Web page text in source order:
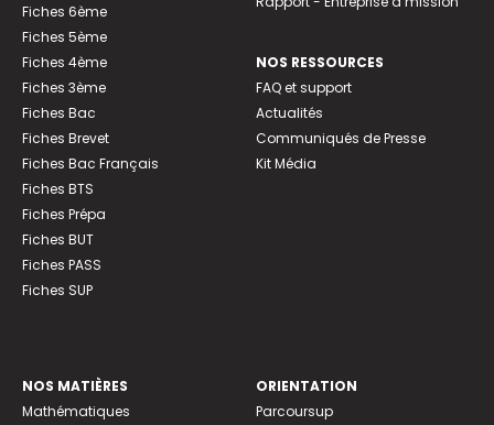
Fiches 6ème
Fiches 5ème
Fiches 4ème
Fiches 3ème
Fiches Bac
Fiches Brevet
Fiches Bac Français
Fiches BTS
Fiches Prépa
Fiches BUT
Fiches PASS
Fiches SUP
NOS RESSOURCES
FAQ et support
Actualités
Communiqués de Presse
Kit Média
NOS MATIÈRES
Mathématiques
ORIENTATION
Parcoursup